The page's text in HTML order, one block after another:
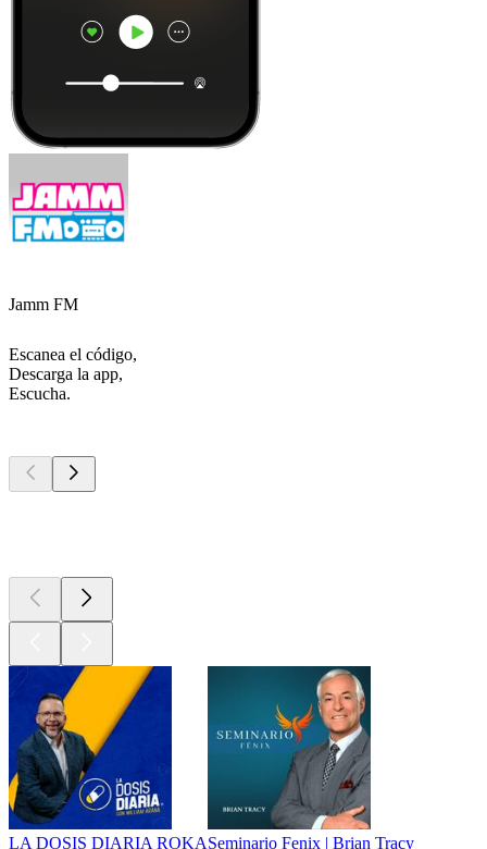
Jamm FM
Escanea el código,
Descarga la app,
Escucha.
LA DOSIS DIARIA ROKASeminario Fenix | Brian Tracy